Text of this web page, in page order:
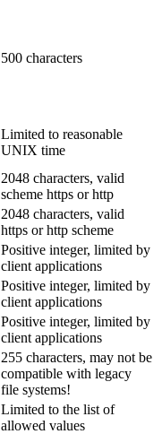
500 characters
Limited to reasonable
UNIX time
2048 characters, valid
scheme https or http
2048 characters, valid
https or http scheme
Positive integer, limited by
client applications
Positive integer, limited by
client applications
Positive integer, limited by
client applications
255 characters, may not be
compatible with legacy
file systems!
Limited to the list of
allowed values